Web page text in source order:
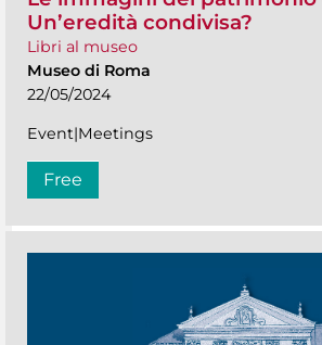
Un’eredità condivisa?
Libri al museo
Museo di Roma
22/05/2024
Event|Meetings
Free